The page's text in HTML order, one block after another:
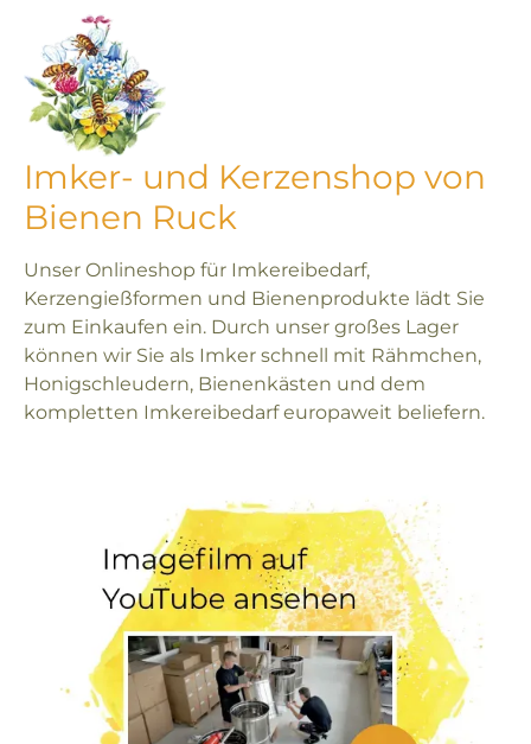
Imker- und Kerzenshop von
Bienen Ruck
Unser Onlineshop für Imkereibedarf,
Kerzengießformen und Bienenprodukte lädt Sie
zum Einkaufen ein. Durch unser großes Lager
können wir Sie als Imker schnell mit Rähmchen,
Honigschleudern, Bienenkästen und dem
kompletten Imkereibedarf europaweit beliefern.